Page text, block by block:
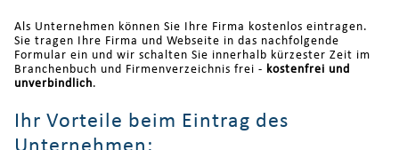
Als Unternehmen können Sie Ihre Firma kostenlos eintragen.
Sie tragen Ihre Firma und Webseite in das nachfolgende
Formular ein und wir schalten Sie innerhalb kürzester Zeit im
Branchenbuch und Firmenverzeichnis frei - kostenfrei und
unverbindlich.
Ihr Vorteile beim Eintrag des